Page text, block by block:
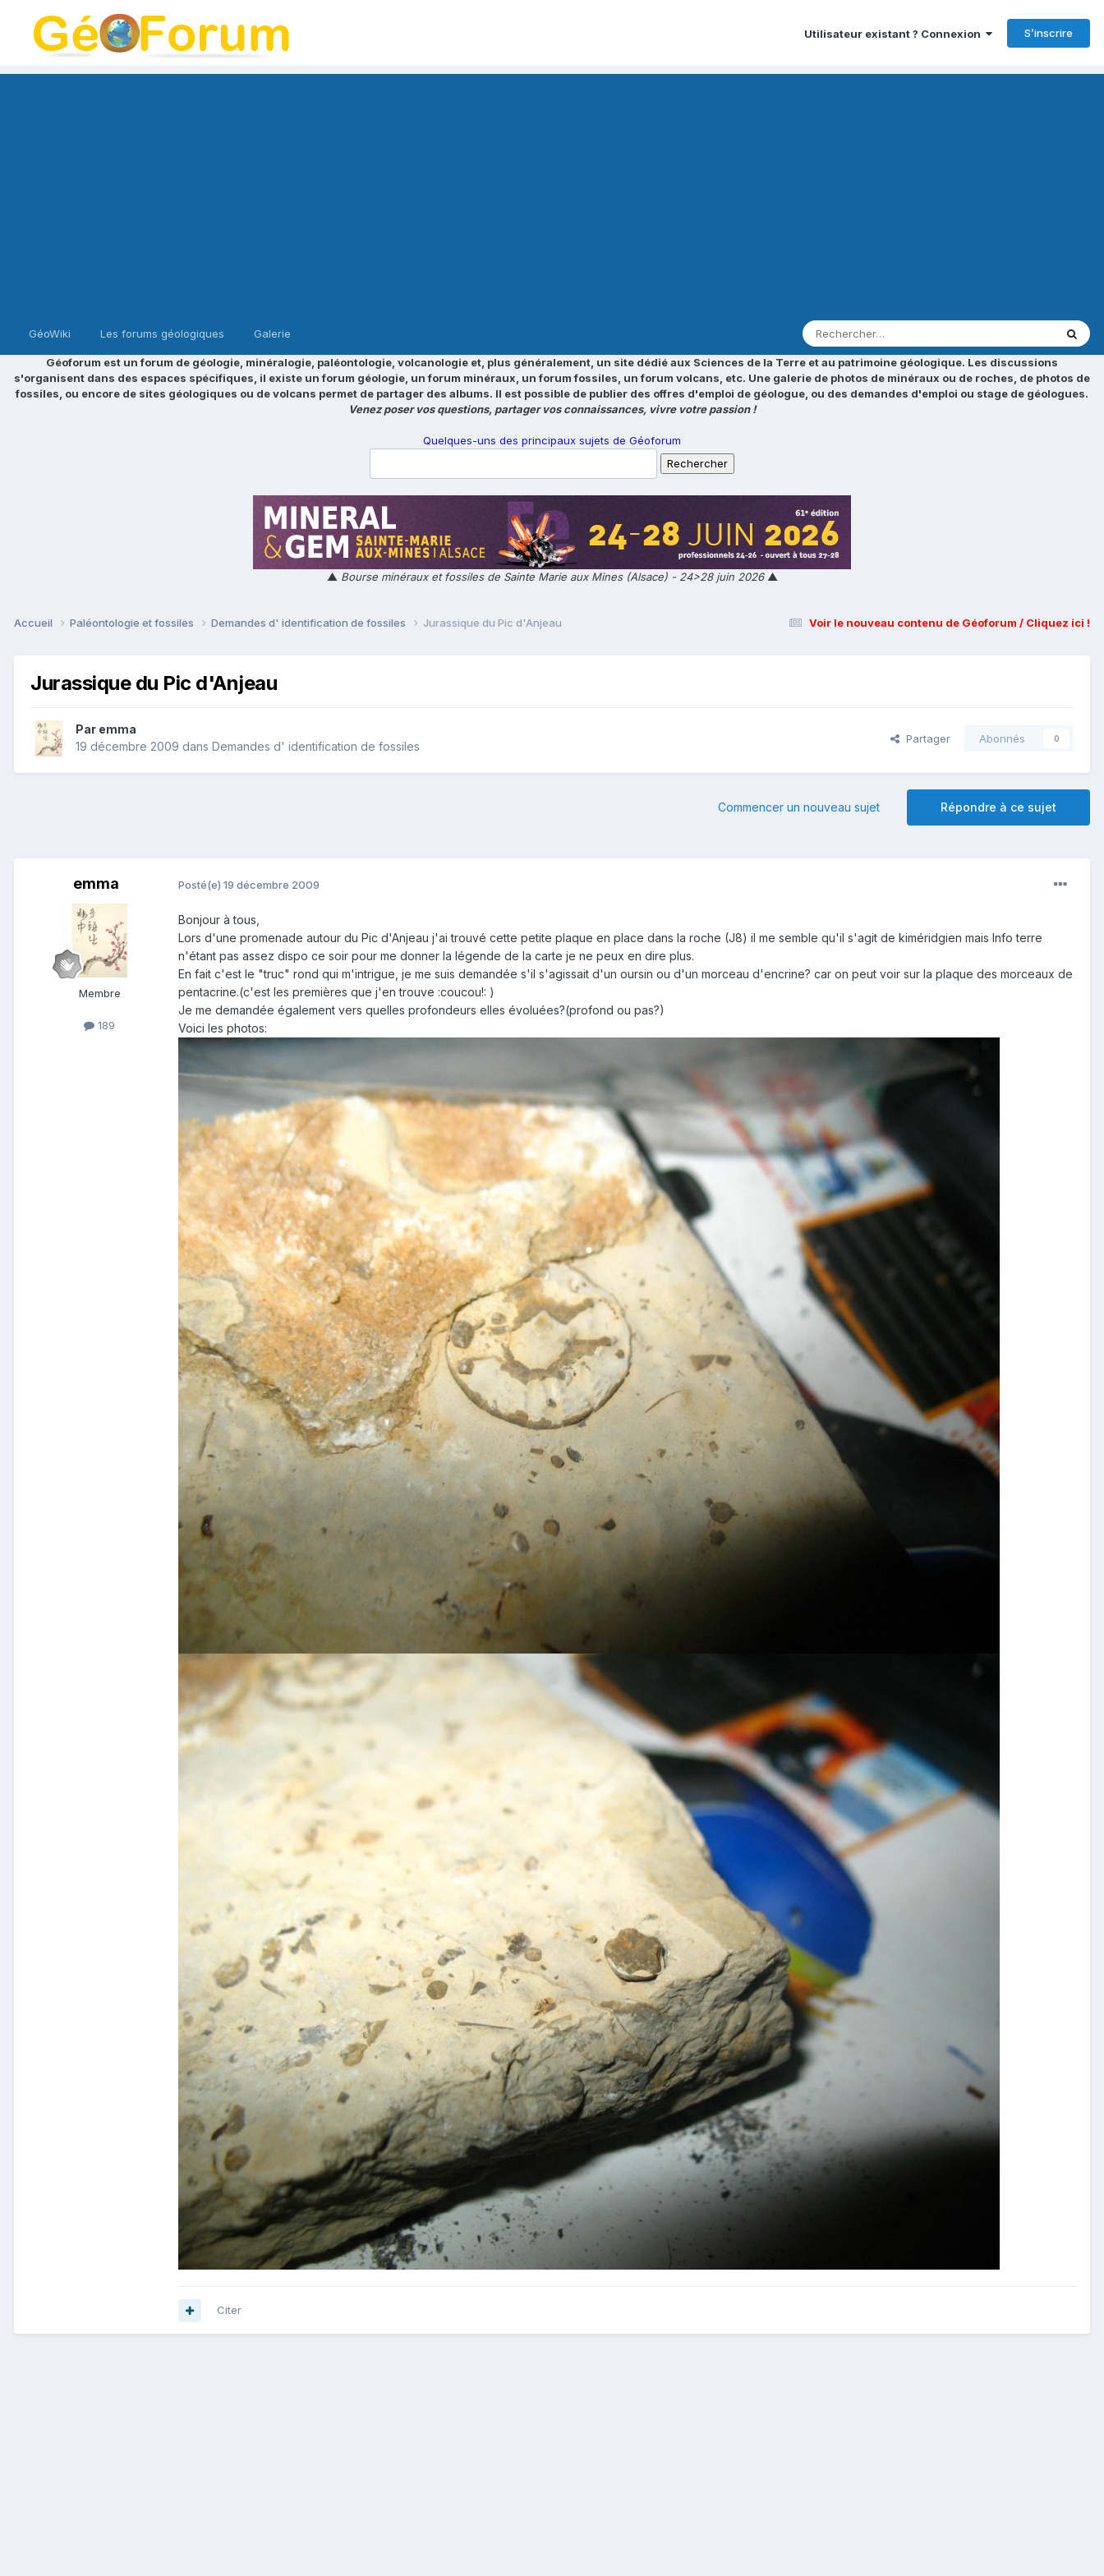
Utilisateur existant ? Connexion S’inscrire
GéoWiki Les forums géologiques Galerie
Géoforum est un forum de géologie, minéralogie, paléontologie, volcanologie et, plus généralement, un site dédié aux Sciences de la Terre et au patrimoine géologique. Les discussions
s'organisent dans des espaces spécifiques, il existe un forum géologie, un forum minéraux, un forum fossiles, un forum volcans, etc. Une galerie de photos de minéraux ou de roches, de photos de
fossiles, ou encore de sites géologiques ou de volcans permet de partager des albums. Il est possible de publier des offres d'emploi de géologue, ou des demandes d'emploi ou stage de géologues.
Venez poser vos questions, partager vos connaissances, vivre votre passion !
Quelques-uns des principaux sujets de Géoforum
▲ Bourse minéraux et fossiles de Sainte Marie aux Mines (Alsace) - 24>28 juin 2026▲
Voir le nouveau contenu de Géoforum / Cliquez ici !
Accueil Paléontologie et fossiles Demandes d' identification de fossiles Jurassique du Pic d'Anjeau
Jurassique du Pic d'Anjeau
Par emma
19 décembre 2009 dans Demandes d' identification de fossiles
Partager Abonnés 0
Répondre à ce sujet
Commencer un nouveau sujet
emma
Membre
189
Posté(e) 19 décembre 2009
Bonjour à tous,
Lors d'une promenade autour du Pic d'Anjeau j'ai trouvé cette petite plaque en place dans la roche (J8) il me semble qu'il s'agit de kiméridgien mais Info terre
n'étant pas assez dispo ce soir pour me donner la légende de la carte je ne peux en dire plus.
En fait c'est le "truc" rond qui m'intrigue, je me suis demandée s'il s'agissait d'un oursin ou d'un morceau d'encrine? car on peut voir sur la plaque des morceaux de
pentacrine.(c'est les premières que j'en trouve :coucou!: )
Je me demandée également vers quelles profondeurs elles évoluées?(profond ou pas?)
Voici les photos:
Citer